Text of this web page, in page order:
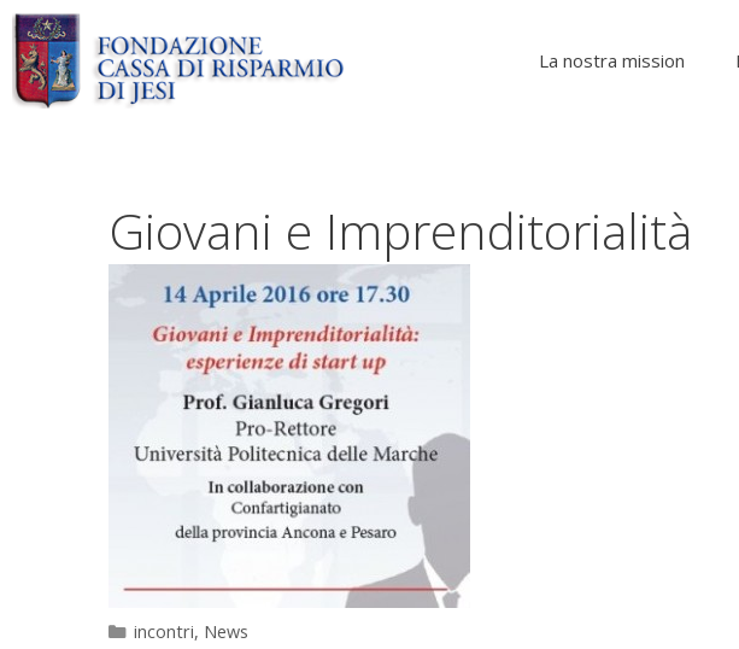
Vai
al
contenuto
La nostra mission
Giovani e Imprenditorialità
Categorie
incontri, News